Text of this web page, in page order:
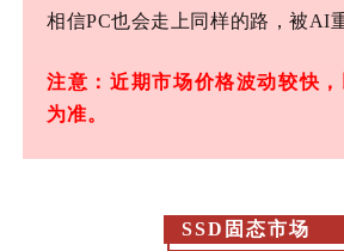
相信PC也会走上同样的路，被AI
注意：近期市场价格波动较快
为准。
SSD固态市场